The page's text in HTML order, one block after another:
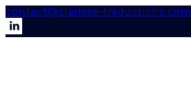
contact@clarisse-traductions.com